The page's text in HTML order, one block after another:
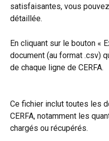
satisfaisantes, vous
détaillée.
En cliquant sur le bouton «
document (au format .csv)
de chaque ligne de CERFA.
Ce fichier inclut toutes les
CERFA, notamment les
chargés ou récupérés.